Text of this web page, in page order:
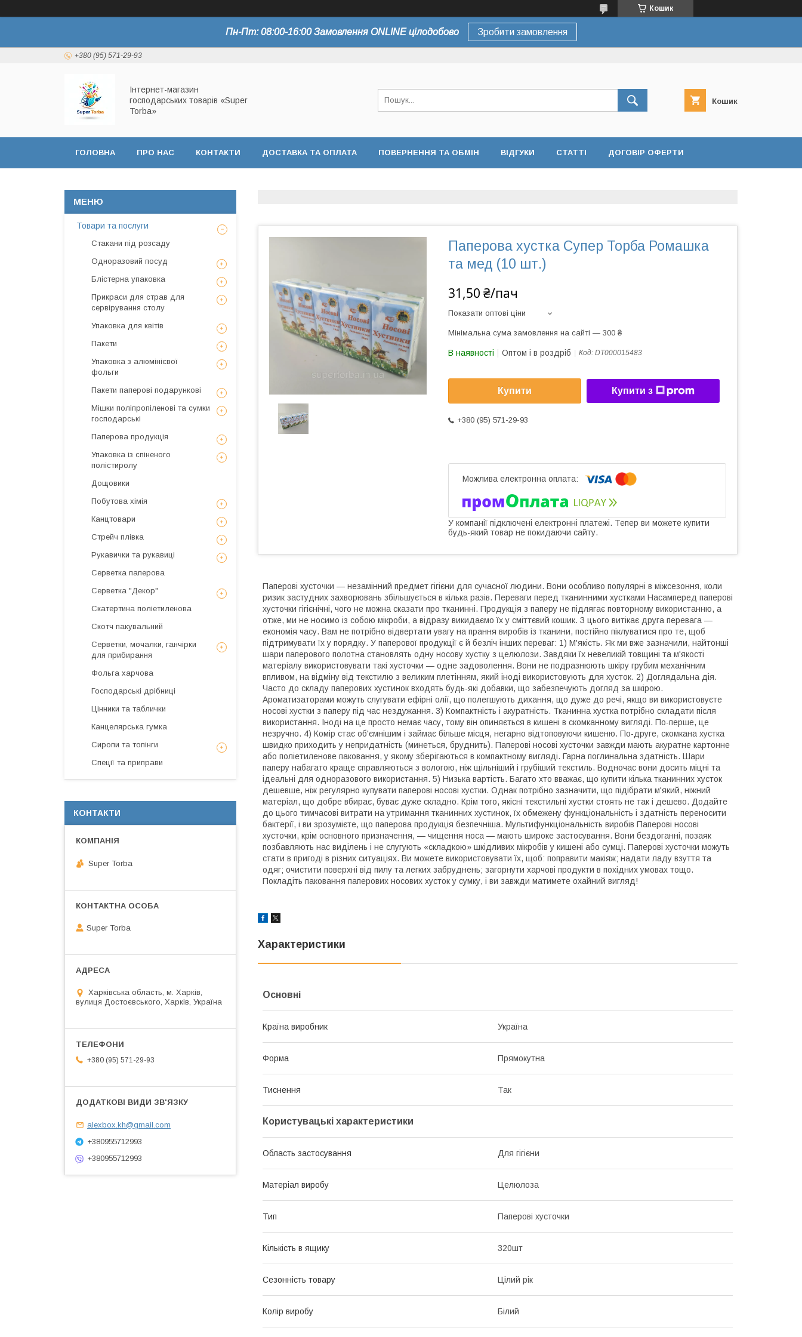
Кошик
Пн-Пт: 08:00-16:00 Замовлення ONLINE цілодобово Зробити замовлення
+380 (95) 571-29-93
Інтернет-магазин
господарських товарів «Super
Torba»
Кошик
ГОЛОВНА ПРО НАС КОНТАКТИ ДОСТАВКА ТА ОПЛАТА ПОВЕРНЕННЯ ТА ОБМІН ВІДГУКИ СТАТТІ ДОГОВІР ОФЕРТИ
Паперова хустка Супер Торба Ромашка
та мед (10 шт.)
31,50 ₴/пач
Показати оптові ціни
Мінімальна сума замовлення на сайті — 300 ₴
В наявності Оптом і в роздріб Код: DT000015483
Купити Купити з
+380 (95) 571-29-93
У компанії підключені електронні платежі. Тепер ви можете купити
будь-який товар не покидаючи сайту.
Паперові хусточки — незамінний предмет гігієни для сучасної людини. Вони особливо популярні в міжсезоння, коли
ризик застудних захворювань збільшується в кілька разів. Переваги перед тканинними хустками Насамперед паперові
хусточки гігієнічні, чого не можна сказати про тканинні. Продукція з паперу не підлягає повторному використанню, а
отже, ми не носимо із собою мікроби, а відразу викидаємо їх у сміттєвий кошик. З цього витікає друга перевага —
економія часу. Вам не потрібно відвертати увагу на прання виробів із тканини, постійно піклуватися про те, щоб
підтримувати їх у порядку. У паперової продукції є й безліч інших переваг: 1) М'якість. Як ми вже зазначили, найтонші
шари паперового полотна становлять одну носову хустку з целюлози. Завдяки їх невеликій товщині та м'якості
матеріалу використовувати такі хусточки — одне задоволення. Вони не подразнюють шкіру грубим механічним
впливом, на відміну від текстилю з великим плетінням, який іноді використовують для хусток. 2) Доглядальна дія.
Часто до складу паперових хустинок входять будь-які добавки, що забезпечують догляд за шкірою.
Ароматизаторами можуть слугувати ефірні олії, що полегшують дихання, що дуже до речі, якщо ви використовуєте
носові хустки з паперу під час нездужання. 3) Компактність і акуратність. Тканинна хустка потрібно складати після
використання. Іноді на це просто немає часу, тому він опиняється в кишені в скомканному вигляді. По-перше, це
незручно. 4) Комір стає об'ємнішим і займає більше місця, негарно відтоповуючи кишеню. По-друге, скомкана хустка
швидко приходить у непридатність (минеться, бруднить). Паперові носові хусточки завжди мають акуратне картонне
або поліетиленове паковання, у якому зберігаються в компактному вигляді. Гарна поглинальна здатність. Шари
паперу набагато краще справляються з вологою, ніж щільніший і грубіший текстиль. Водночас вони досить міцні та
ідеальні для одноразового використання. 5) Низька вартість. Багато хто вважає, що купити кілька тканинних хусток
дешевше, ніж регулярно купувати паперові носові хустки. Однак потрібно зазначити, що підібрати м'який, ніжний
матеріал, що добре вбирає, буває дуже складно. Крім того, якісні текстильні хустки стоять не так і дешево. Додайте
до цього тимчасові витрати на утримання тканинних хустинок, їх обмежену функціональність і здатність переносити
бактерії, і ви зрозумієте, що паперова продукція безпечніша. Мультифункціональність виробів Паперові носові
хусточки, крім основного призначення, — чищення носа — мають широке застосування. Вони бездоганні, позаяк
позбавляють нас виділень і не слугують «складкою» шкідливих мікробів у кишені або сумці. Паперові хусточки можуть
стати в пригоді в різних ситуаціях. Ви можете використовувати їх, щоб: поправити макіяж; надати ладу взуття та
одяг; очистити поверхні від пилу та легких забруднень; загорнути харчові продукти в похідних умовах тощо.
Покладіть паковання паперових носових хусток у сумку, і ви завжди матимете охайний вигляд!
Характеристики
Основні
Країна виробник Україна
Форма Прямокутна
Тиснення Так
Користувацькі характеристики
Область застосування Для гігієни
Матеріал виробу Целюлоза
Тип Паперові хусточки
Кількість в ящику 320шт
Сезонність товару Цілий рік
Колір виробу Білий
Товари та послуги
Стакани під розсаду
Одноразовий посуд
Блістерна упаковка
Прикраси для страв для
сервірування столу
Упаковка для квітів
Пакети
Упаковка з алюмінієвої
фольги
Пакети паперові подарункові
Мішки поліпропіленові та сумки
господарські
Паперова продукція
Упаковка із спіненого
полістиролу
Дощовики
Побутова хімія
Канцтовари
Стрейч плівка
Рукавички та рукавиці
Серветка паперова
Серветка "Декор"
Скатертина поліетиленова
Скотч пакувальний
Серветки, мочалки, ганчірки
для прибирання
Фольга харчова
Господарські дрібниці
Цінники та таблички
Канцелярська гумка
Сиропи та топінги
Спеції та приправи
КОНТАКТИ
Super Torba
Super Torba
Харківська область, м. Харків,
вулиця Достоєвського, Харків, Україна
+380 (95) 571-29-93
alexbox.kh@gmail.com
+380955712993
+380955712993